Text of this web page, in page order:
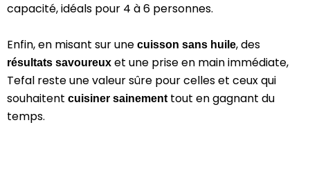
capacité, idéals pour 4 à 6 personnes.
Enfin, en misant sur une cuisson sans huile, des
résultats savoureux et une prise en main immédiate,
Tefal reste une valeur sûre pour celles et ceux qui
souhaitent cuisiner sainementtout en gagnant du
temps.